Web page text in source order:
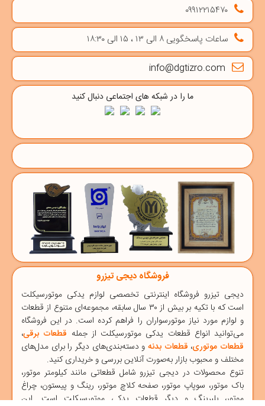
۰۹۹۱۲۲۱۵۴۷۰
ساعات پاسخگویی ۸ الی ۱۳ ، ۱۵ الی ۱۸:۳۰
info@dgtizro.com
ما را در شبکه های اجتماعی دنبال کنید
فروشگاه دیجی تیزرو
دیجی‌ تیزرو فروشگاه اینترنتی تخصصی لوازم یدکی موتورسیکلت
است که با تکیه بر بیش از ۳۰ سال سابقه، مجموعه‌ای متنوع از قطعات
و لوازم مورد نیاز موتورسواران را فراهم کرده است. در این فروشگاه
می‌توانید انواع قطعات یدکی موتورسیکلت از جمله قطعات برقی،
قطعات موتوری، قطعات بدنه و دسته‌بندی‌های دیگر را برای مدل‌های
مختلف و محبوب بازار به‌صورت آنلاین بررسی و خریداری کنید.
تنوع محصولات در دیجی ‌تیزرو شامل قطعاتی مانندکیلومتر موتور،
باک موتور، سوپاپ موتور، صفحه کلاچ موتور، رینگ و پیستون، چراغ
موتور، بلبرینگو دیگر قطعات یدکی موتورسیکلت است. این